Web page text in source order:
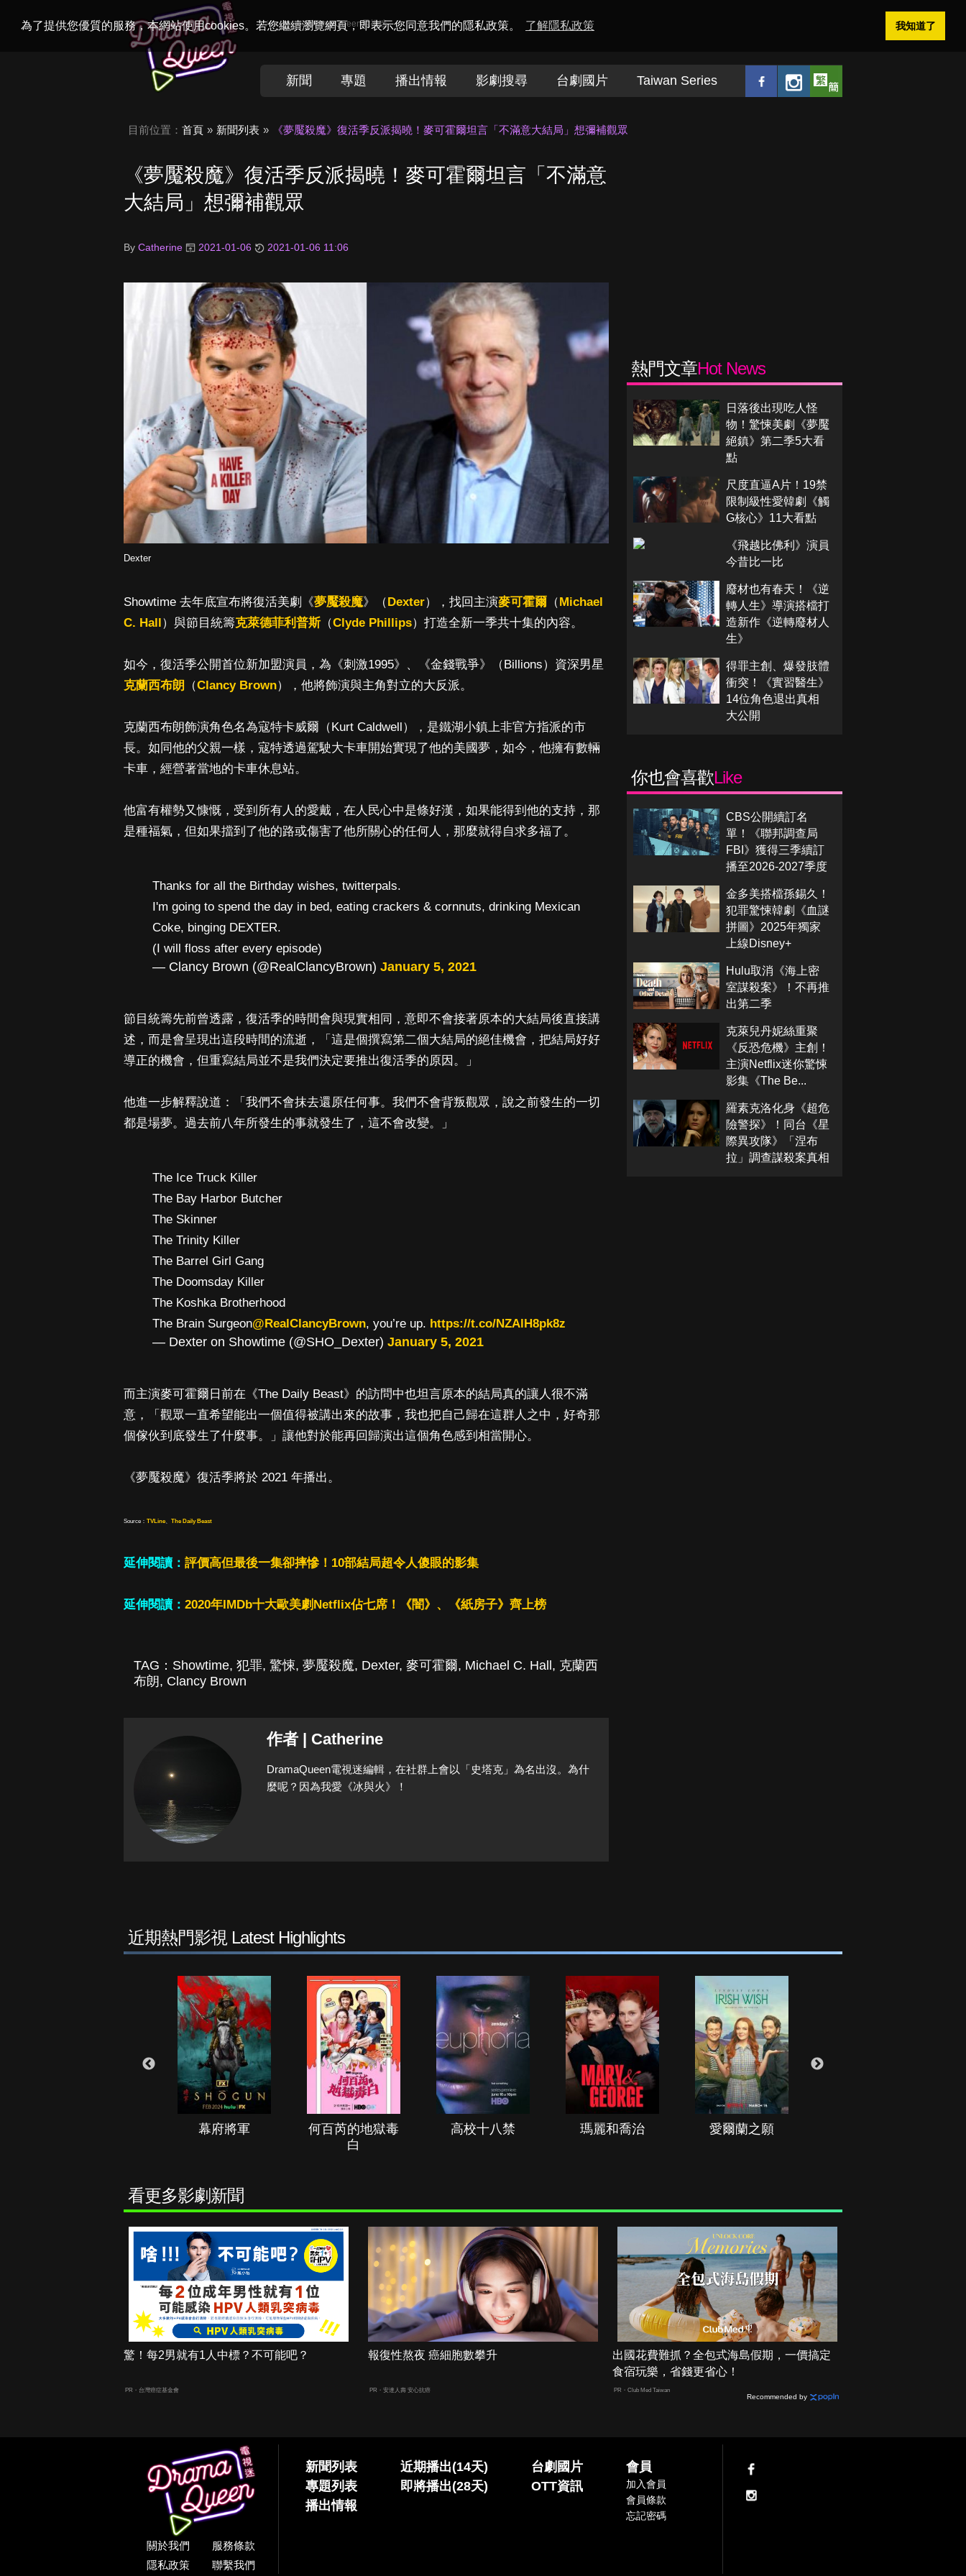
為了提供您優質的服務，本網站使用cookies。若您繼續瀏覽網頁，即表示您同意我們的隱私政策。 了解隱私政策 我知道了
Welcome toDramaQueen電視迷
新聞 專題 播出情報 影劇搜尋 台劇國片 Taiwan Series
目前位置： 首頁 新聞列表 《夢魘殺魔》復活季反派揭曉！麥可霍爾坦言「不滿意大結局」想彌補觀眾
《夢魘殺魔》復活季反派揭曉！麥可霍爾坦言「不滿意
大結局」想彌補觀眾
By Catherine 2021-01-06 2021-01-06 11:06
Dexter
Showtime 去年底宣布將復活美劇《夢魘殺魔》（Dexter），找回主演麥可霍爾 （Michael
C. Hall）與節目統籌克萊德菲利普斯（Clyde Phillips）打造全新一季共十集的內容。
如今，復活季公開首位新加盟演員，為《刺激1995》、《金錢戰爭》（Billions）資深男星
克蘭西布朗
（Clancy Brown），他將飾演與主角對立的大反派。
克蘭西布朗飾演角色名為寇特卡威爾（Kurt Caldwell），是鐵湖小鎮上非官方指派的市
長。如同他的父親一樣，寇特透過駕駛大卡車開始實現了他的美國夢，如今，他擁有數輛
卡車，經營著當地的卡車休息站。
他富有權勢又慷慨，受到所有人的愛戴，在人民心中是條好漢，如果能得到他的支持，那
是種福氣，但如果擋到了他的路或傷害了他所關心的任何人，那麼就得自求多福了。
Thanks for all the Birthday wishes, twitterpals.
I'm going to spend the day in bed, eating crackers & cornnuts, drinking Mexican
Coke, binging DEXTER.
(I will floss after every episode)
— Clancy Brown (@RealClancyBrown) January 5, 2021
節目統籌先前曾透露，復活季的時間會與現實相同，意即不會接著原本的大結局後直接講
述，而是會呈現出這段時間的流逝，「這是個撰寫第二個大結局的絕佳機會，把結局好好
導正的機會，但重寫結局並不是我們決定要推出復活季的原因。」
他進一步解釋說道：「我們不會抹去還原任何事。我們不會背叛觀眾，說之前發生的一切
都是場夢。過去前八年所發生的事就發生了，這不會改變。」
The Ice Truck Killer
The Bay Harbor Butcher
The Skinner
The Trinity Killer
The Barrel Girl Gang
The Doomsday Killer
The Koshka Brotherhood
The Brain Surgeon@RealClancyBrown, you’re up. https://t.co/NZAlH8pk8z
— Dexter on Showtime (@SHO_Dexter) January 5, 2021
而主演麥可霍爾日前在《The Daily Beast》的訪問中也坦言原本的結局真的讓人很不滿
意，「觀眾一直希望能出一個值得被講出來的故事，我也把自己歸在這群人之中，好奇那
個傢伙到底發生了什麼事。」讓他對於能再回歸演出這個角色感到相當開心。
《夢魘殺魔》復活季將於 2021 年播出。
Source： TVLine、 The Daily Beast
延伸閱讀： 評價高但最後一集卻摔慘！10部結局超令人傻眼的影集
延伸閱讀： 2020年IMDb十大歐美劇Netflix佔七席！《闇》、《紙房子》齊上榜
TAG： Showtime, 犯罪, 驚悚, 夢魘殺魔, Dexter, 麥可霍爾, Michael C. Hall, 克蘭西
布朗, Clancy Brown
作者 | Catherine
DramaQueen電視迷編輯，在社群上會以「史塔克」為名出沒。為什
麼呢？因為我愛《冰與火》！
熱門文章Hot News
日落後出現吃人怪
物！驚悚美劇《夢魘
絕鎮》第二季5大看
點
尺度直逼A片！19禁
限制級性愛韓劇《觸
G核心》11大看點
《飛越比佛利》演員
今昔比一比
廢材也有春天！《逆
轉人生》導演搭檔打
造新作《逆轉廢材人
生》
得罪主創、爆發肢體
衝突！《實習醫生》
14位角色退出真相
大公開
你也會喜歡Like
CBS公開續訂名
單！《聯邦調查局
FBI》獲得三季續訂
播至2026-2027季度
金多美搭檔孫錫久！
犯罪驚悚韓劇《血謎
拼圖》2025年獨家
上線Disney+
Hulu取消《海上密
室謀殺案》！不再推
出第二季
克萊兒丹妮絲重聚
《反恐危機》主創！
主演Netflix迷你驚悚
影集《The Be...
羅素克洛化身《超危
險警探》！同台《星
際異攻隊》「涅布
拉」調查謀殺案真相
近期熱門影視 Latest Highlights
幕府將軍
何百芮的地獄毒
白
高校十八禁 瑪麗和喬治 愛爾蘭之願
看更多影劇新聞
驚！每2男就有1人中標？不可能吧？
PR・台灣癌症基金會
報復性熬夜 癌細胞數攀升
PR・安達人壽 安心抗癌
出國花費難抓？全包式海島假期，一價搞定
食宿玩樂，省錢更省心！
PR・Club Med Taiwan
Recommended by
關於我們
服務條款
隱私政策
聯繫我們
新聞列表
專題列表
播出情報
近期播出(14天)
即將播出(28天)
台劇國片
OTT資訊
會員
加入會員
會員條款
忘記密碼